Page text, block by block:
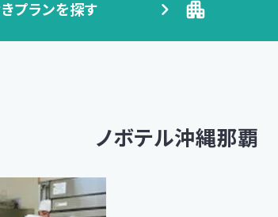
プランを探す
ノボテル沖縄那覇